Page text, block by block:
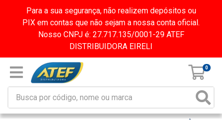
Para a sua segurança, não realizem depósitos ou
PIX em contas que não sejam a nossa conta oficial.
Nosso CNPJ é: 27.717.135/0001-29 ATEF
DISTRIBUIDORA EIRELI
0